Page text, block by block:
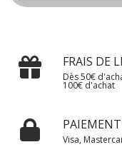
FRAIS DE
Dès 50€
100€ d'achat
Visa,